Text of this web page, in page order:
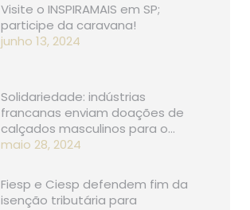
Visite o INSPIRAMAIS em SP;
participe da caravana!
junho 13, 2024
Solidariedade: indústrias
francanas enviam doações de
calçados masculinos para o…
maio 28, 2024
Fiesp e Ciesp defendem fim da
isenção tributária para